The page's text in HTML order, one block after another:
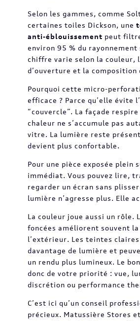
Selon les gammes, comme
certaines toiles Dickson, une
anti-éblouissement peut
environ 95 % du rayonnement
chiffre varie selon la couleur,
d’ouverture et la composition
Pourquoi cette micro-
efficace ? Parce qu’elle évite
“couvercle”. La façade respire
chaleur ne s’accumule pas
vitre. La lumière reste
devient plus confortable.
Pour une pièce exposée plein
immédiat. Vous pouvez lire,
regarder un écran sans plisser
lumière n’agresse plus. Elle
La couleur joue aussi un rôle.
foncées améliorent souvent
l’extérieur. Les teintes
davantage de lumière et
un rendu plus lumineux. Le
donc de votre priorité : vue,
discrétion ou performance
C’est ici qu’un conseil
précieux. Matussière Stores